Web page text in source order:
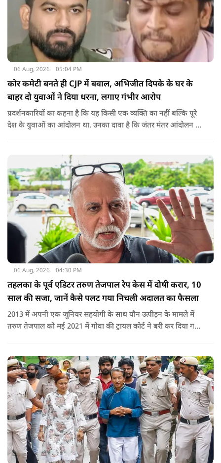
06 Aug, 2026 05:04 PM
कोर कमेटी बनते ही CJP में बवाल, अभिजीत दिपके के घर के
बाहर दो युवाओं ने दिया धरना, लगाए गंभीर आरोप
प्रदर्शनकारियों का कहना है कि यह किसी एक व्यक्ति का नहीं बल्कि पूरे
देश के युवाओं का आंदोलन था. उनका दावा है कि जंतर मंतर आंदोलन से
06 Aug, 2026 04:30 PM
तहलका के पूर्व एडिटर तरुण तेजपाल रेप केस में दोषी करार, 10
साल की सजा, जानें कैसे पलट गया निचली अदालत का फैसला
2013 में अपनी एक जूनियर सहयोगी के साथ यौन उत्पीड़न के मामले में
तरुण तेजपाल को मई 2021 में गोवा की ट्रायल कोर्ट ने बरी कर दिया गया